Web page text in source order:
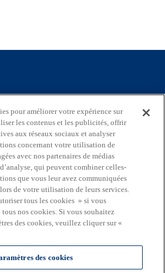
du site
ku, Tokyo Japon 163-8001
pour améliorer votre expérience sur
les contenus et les publicités, offrir
aux réseaux sociaux et analyser
concernant votre utilisation de
avec nos partenaires de médias
qui peuvent combiner celles-
que vous leur avez communiquées
de votre utilisation de leurs services.
tous les cookies » si vous
nos cookies. Si vous souhaitez
des cookies, veuillez cliquer sur «
des cookies